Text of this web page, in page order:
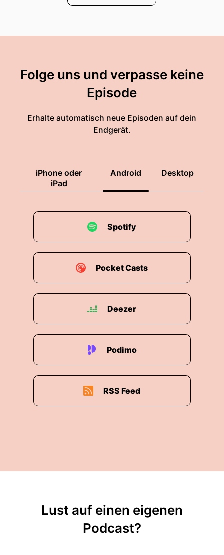
Folge uns und verpasse keine
Episode
Erhalte automatisch neue Episoden auf dein
Endgerät.
iPhone oder
iPad
Android Desktop
Spotify
Pocket Casts
Deezer
Podimo
RSS Feed
Lust auf einen eigenen
Podcast?